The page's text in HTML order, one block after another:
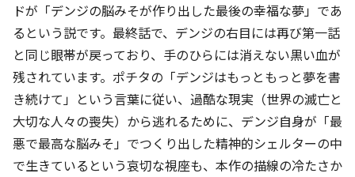
ドが「デンジの脳みそが作り出した最後の幸福な夢」であ
るという説です。最終話で、デンジの右目には再び第一話
と同じ眼帯が戻っており、手のひらには消えない黒い血が
残されています。ポチタの「デンジはもっともっと夢を書
き続けて」という言葉に従い、過酷な現実（世界の滅亡と
大切な人々の喪失）から逃れるために、デンジ自身が「最
悪で最高な脳みそ」でつくり出した精神的シェルターの中
で生きているという哀切な視座も、本作の描線の冷たさか